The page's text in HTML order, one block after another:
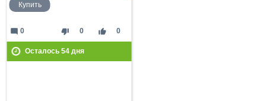
Купить
thumb_down 0 thumb_up 0
mode_comment 0
Осталось 54дня